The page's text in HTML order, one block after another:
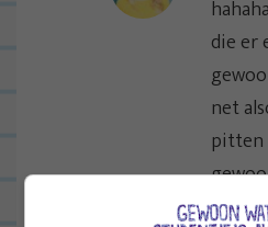
die er
net
pitten
ik echt